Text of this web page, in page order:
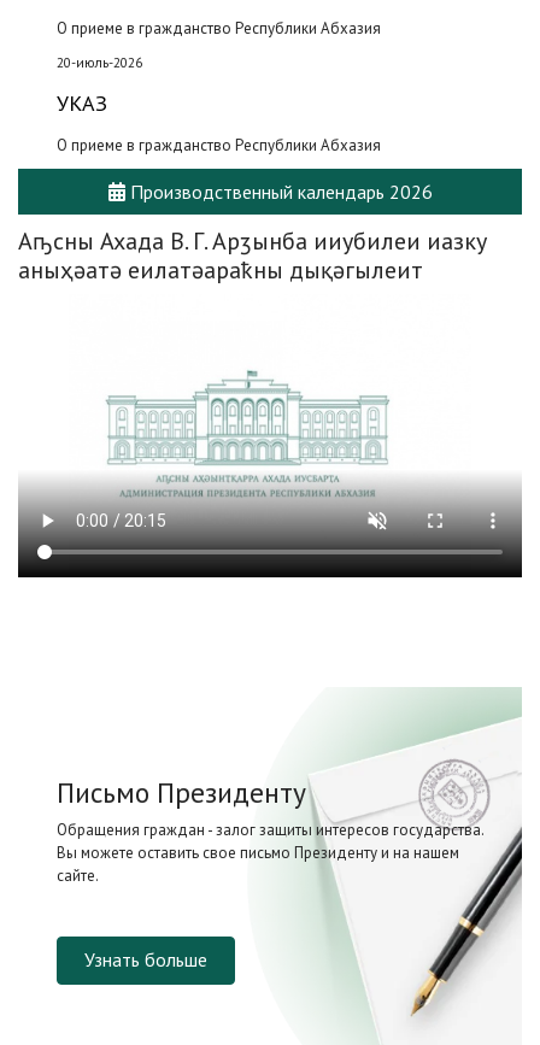
О приеме в гражданство Республики Абхазия
20-июль-2026
УКАЗ
О приеме в гражданство Республики Абхазия
Производственный календарь 2026
Аҧсны Ахада В. Г. Арӡынба ииубилеи иазку
аныҳәатә еилатәараҟны дықәгылеит
Письмо Президенту
Обращения граждан - залог защиты интересов государства.
Вы можете оставить свое письмо Президенту и на нашем
сайте.
Узнать больше